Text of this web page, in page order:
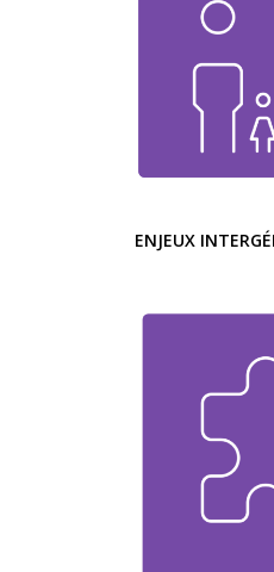
ENJEUX